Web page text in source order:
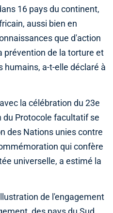
16 pays du continent,
aussi bien en
que d'action
prévention de la torture et
humains, a-t-elle déclaré à
la célébration du 23e
du Protocole facultatif se
des Nations unies contre
qui confère
universelle, a estimé la
de l'engagement